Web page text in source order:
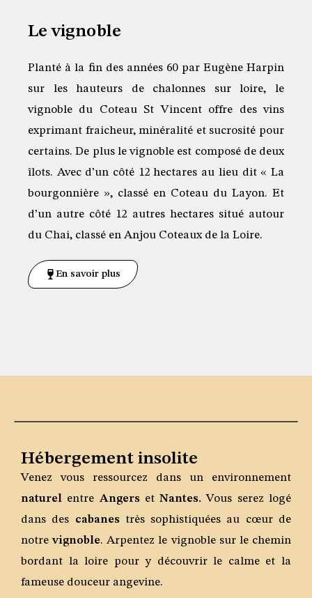
Le vignoble
Planté à la fin des années 60 par Eugène Harpin
sur les hauteurs de chalonnes sur loire, le
vignoble du Coteau St Vincent offre des vins
exprimant fraicheur, minéralité et sucrosité pour
certains. De plus le vignoble est composé de deux
îlots. Avec d’un côté 12 hectares au lieu dit « La
bourgonnière », classé en Coteau du Layon. Et
d’un autre côté 12 autres hectares situé autour
du Chai, classé en Anjou Coteaux de la Loire.
En savoir plus
Hébergement insolite
Venez vous ressourcez dans un environnement
naturel entre AngersetNantes. Vous serez logé
dans des cabanestrès sophistiquées au cœur de
notrevignoble. Arpentez le vignoble sur le chemin
bordant la loire pour y découvrir le calme et la
fameuse douceur angevine.